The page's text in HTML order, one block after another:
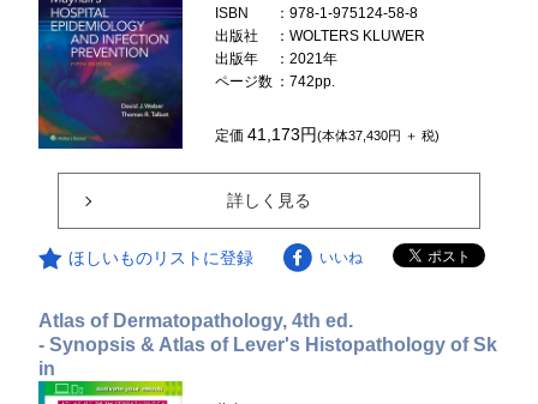
ISBN
：978-1-975124-58-8
出版社
：WOLTERS KLUWER
出版年
：2021年
ページ数 ：742pp.
定価41,173円(本体37,430円 ＋ 税)
詳しく見る
ほしいものリストに登録 いいね
Atlas of Dermatopathology, 4th ed.
- Synopsis & Atlas of Lever's Histopathology of Sk
in